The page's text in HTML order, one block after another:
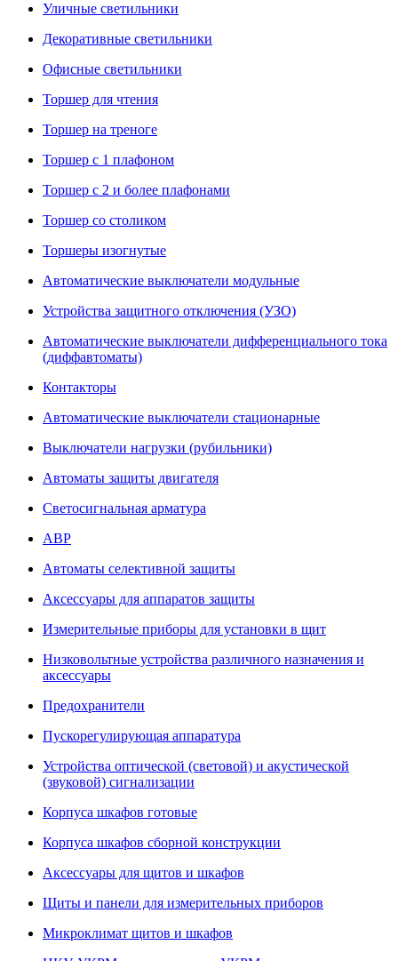
Уличные светильники
Декоративные светильники
Офисные светильники
Торшер для чтения
Торшер на треноге
Торшер с 1 плафоном
Торшер с 2 и более плафонами
Торшер со столиком
Торшеры изогнутые
Автоматические выключатели модульные
Устройства защитного отключения (УЗО)
Автоматические выключатели дифференциального тока
(диффавтоматы)
Контакторы
Автоматические выключатели стационарные
Выключатели нагрузки (рубильники)
Автоматы защиты двигателя
Светосигнальная арматура
АВР
Автоматы селективной защиты
Аксессуары для аппаратов защиты
Измерительные приборы для установки в щит
Низковольтные устройства различного назначения и
аксессуары
Предохранители
Пускорегулирующая аппаратура
Устройства оптической (световой) и акустической
(звуковой) сигнализации
Корпуса шкафов готовые
Корпуса шкафов сборной конструкции
Аксессуары для щитов и шкафов
Щиты и панели для измерительных приборов
Микроклимат щитов и шкафов